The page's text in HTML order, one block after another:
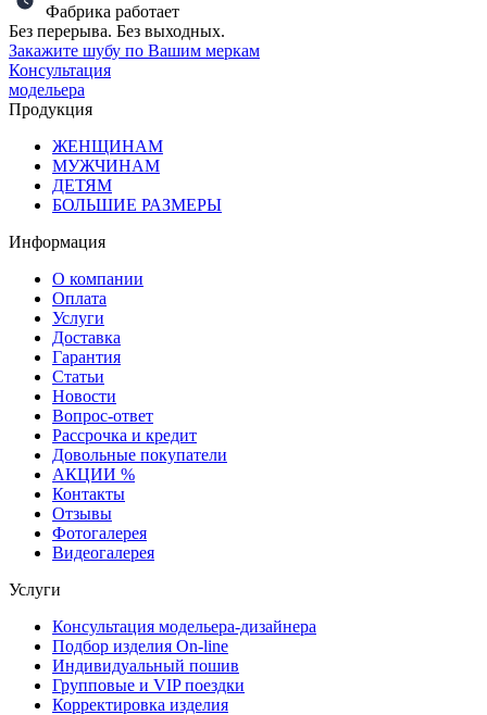
Фабрика работает
Без перерыва. Без выходных.
Закажите шубу по Вашим меркам
Консультация
модельера
Продукция
ЖЕНЩИНАМ
МУЖЧИНАМ
ДЕТЯМ
БОЛЬШИЕ РАЗМЕРЫ
Информация
О компании
Оплата
Услуги
Доставка
Гарантия
Статьи
Новости
Вопрос-ответ
Рассрочка и кредит
Довольные покупатели
АКЦИИ %
Контакты
Отзывы
Фотогалерея
Видеогалерея
Услуги
Консультация модельера-дизайнера
Подбор изделия On-line
Индивидуальный пошив
Групповые и VIP поездки
Корректировка изделия